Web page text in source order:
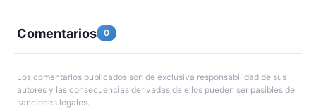
Comentarios 0
Los comentarios publicados son de exclusiva responsabilidad de sus
autores y las consecuencias derivadas de ellos pueden ser pasibles de
sanciones legales.